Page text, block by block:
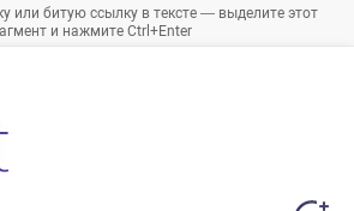
или битую ссылку в тексте — выделите этот
и нажмите Ctrl+Enter